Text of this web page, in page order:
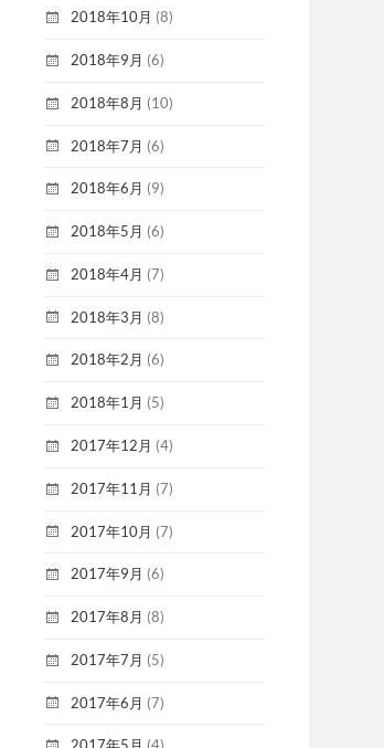
2018年10月 (8)
2018年9月 (6)
2018年8月 (10)
2018年7月 (6)
2018年6月 (9)
2018年5月 (6)
2018年4月 (7)
2018年3月 (8)
2018年2月 (6)
2018年1月 (5)
2017年12月 (4)
2017年11月 (7)
2017年10月 (7)
2017年9月 (6)
2017年8月 (8)
2017年7月 (5)
2017年6月 (7)